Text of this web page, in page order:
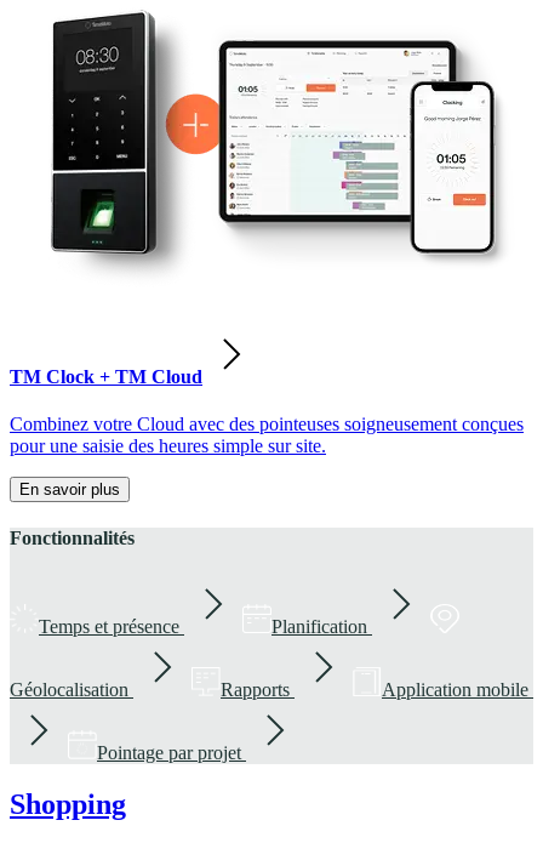
TM Clock + TM Cloud
Combinez votre Cloud avec des pointeuses soigneusement conçues
pour une saisie des heures simple sur site.
En savoir plus
Fonctionnalités
Temps et présence Planification
Géolocalisation Rapports Application mobile
Pointage par projet
Shopping